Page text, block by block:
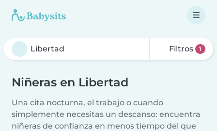
Filtros 1
Niñeras en Libertad
Una cita nocturna, el trabajo o cuando
simplemente necesitas un descanso: encuentra
niñeras de confianza en menos tiempo del que